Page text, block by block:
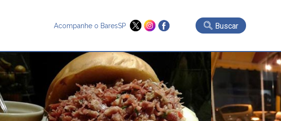
Acompanhe o BaresSP Buscar